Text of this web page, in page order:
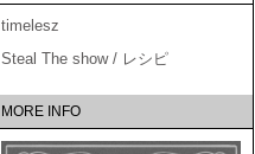
timelesz
Steal The show / レシピ
MORE INFO